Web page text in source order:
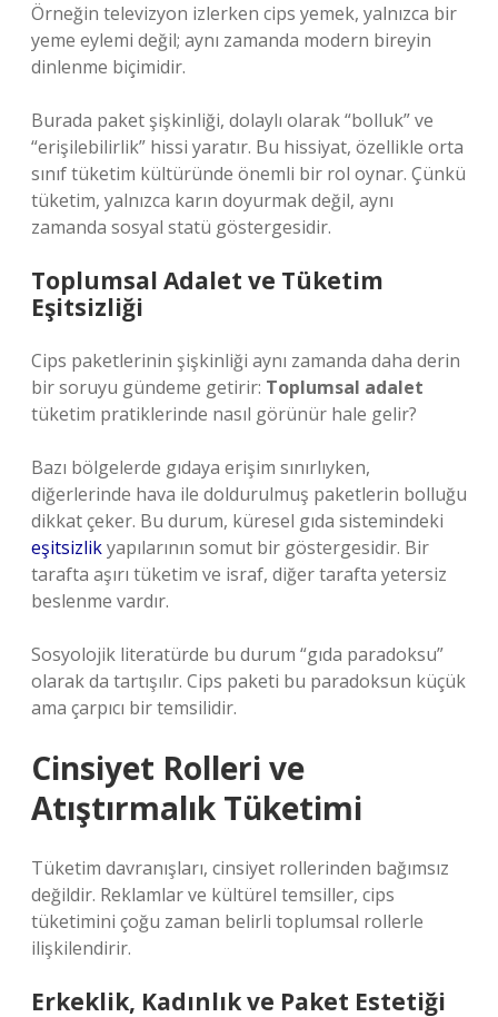
Örneğin televizyon izlerken cips yemek, yalnızca bir
yeme eylemi değil; aynı zamanda modern bireyin
dinlenme biçimidir.
Burada paket şişkinliği, dolaylı olarak “bolluk” ve
“erişilebilirlik” hissi yaratır. Bu hissiyat, özellikle orta
sınıf tüketim kültüründe önemli bir rol oynar. Çünkü
tüketim, yalnızca karın doyurmak değil, aynı
zamanda sosyal statü göstergesidir.
Toplumsal Adalet ve Tüketim
Eşitsizliği
Cips paketlerinin şişkinliği aynı zamanda daha derin
bir soruyu gündeme getirir: Toplumsal adalet
tüketim pratiklerinde nasıl görünür hale gelir?
Bazı bölgelerde gıdaya erişim sınırlıyken,
diğerlerinde hava ile doldurulmuş paketlerin bolluğu
dikkat çeker. Bu durum, küresel gıda sistemindeki
eşitsizlikyapılarının somut bir göstergesidir. Bir
tarafta aşırı tüketim ve israf, diğer tarafta yetersiz
beslenme vardır.
Sosyolojik literatürde bu durum “gıda paradoksu”
olarak da tartışılır. Cips paketi bu paradoksun küçük
ama çarpıcı bir temsilidir.
Cinsiyet Rolleri ve
Atıştırmalık Tüketimi
Tüketim davranışları, cinsiyet rollerinden bağımsız
değildir. Reklamlar ve kültürel temsiller, cips
tüketimini çoğu zaman belirli toplumsal rollerle
ilişkilendirir.
Erkeklik, Kadınlık ve Paket Estetiği